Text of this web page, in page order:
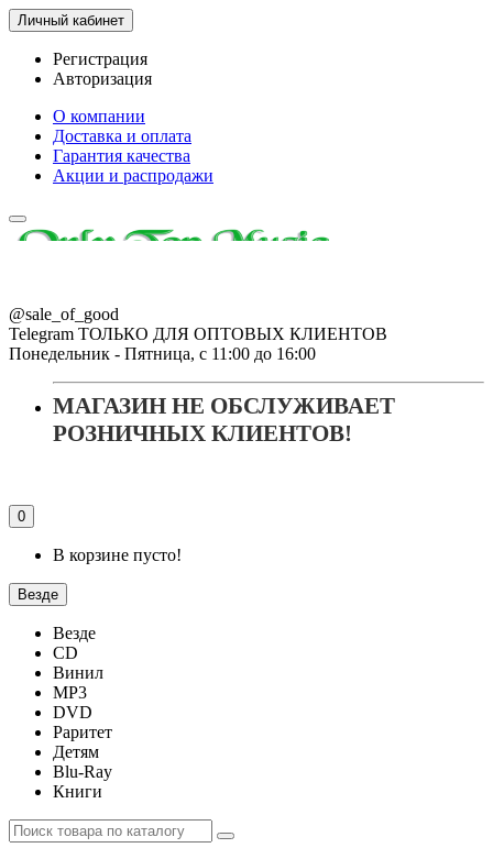
Личный кабинет
Регистрация
Авторизация
О компании
Доставка и оплата
Гарантия качества
Акции и распродажи
@sale_of_good
Telegram ТОЛЬКО ДЛЯ ОПТОВЫХ КЛИЕНТОВ
Понедельник - Пятница, с 11:00 до 16:00
МАГАЗИН НЕ ОБСЛУЖИВАЕТ
РОЗНИЧНЫХ КЛИЕНТОВ!
0
В корзине пусто!
Везде
Везде
CD
Винил
MP3
DVD
Раритет
Детям
Blu-Ray
Книги